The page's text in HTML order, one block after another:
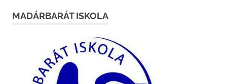
MADÁRBARÁT ISKOLA